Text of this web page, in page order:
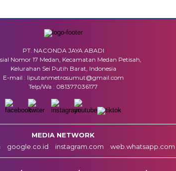
PT. NACONDA JAYA ABADI
Nomor 17 Medan, Kecamatan Medan Petisah,
Kelurahan Sei Putih Barat, Indonesia
E-mail : liputanmetrosumut@gmail.com
Telp/Wa : 081377036177
MEDIA NETWORK
google.co.id instagram.com web.whatsapp.com